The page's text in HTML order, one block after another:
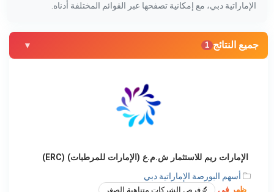
الإماراتية دبي، مع إمكانية تصفحها عبر القوائم المختلفة أدناه.
جميع النتائج 1
الإمارات ريم للاستثمار ش.م.ع (الإمارات للمرطبات) (ERC)
أسهم البورصة الإماراتية دبي
ظهر في
🔬فرص الشركات متناهية الصغر